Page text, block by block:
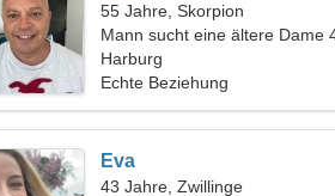
55 Jahre, Skorpion
Mann sucht eine ältere Dame
Harburg
Echte Beziehung
Eva
43 Jahre, Zwillinge